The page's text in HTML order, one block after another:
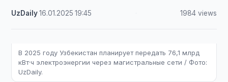
UzDaily·16.01.2025 ·19:45 1984 views
В 2025 году Узбекистан планирует передать 76,1 млрд
кВт·ч электроэнергии через магистральные сети / Фото:
UzDaily.